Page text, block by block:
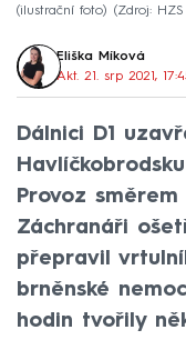
(ilustrační foto)
Zdroj:
Eliška Míková
Akt. 21. srp 2021,
Dálnici D1
Provoz
Záchranáři
přepravil
brněnské
hodin tvořily